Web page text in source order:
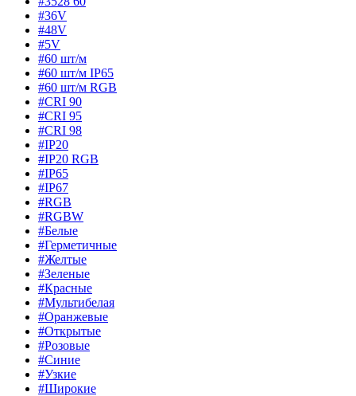
#36V
#48V
#5V
#60 шт/м
#60 шт/м IP65
#60 шт/м RGB
#CRI 90
#CRI 95
#CRI 98
#IP20
#IP20 RGB
#IP65
#IP67
#RGB
#RGBW
#Белые
#Герметичные
#Желтые
#Зеленые
#Красные
#Мультибелая
#Оранжевые
#Открытые
#Розовые
#Синие
#Узкие
#Широкие